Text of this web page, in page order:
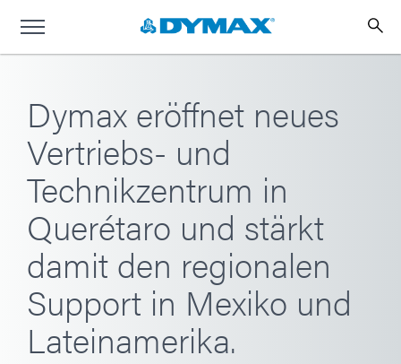
Dymax eröffnet neues
Vertriebs- und
Technikzentrum in
Querétaro und stärkt
damit den regionalen
Support in Mexiko und
Lateinamerika.